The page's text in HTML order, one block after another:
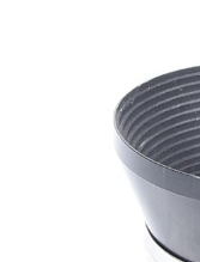
Sample Page